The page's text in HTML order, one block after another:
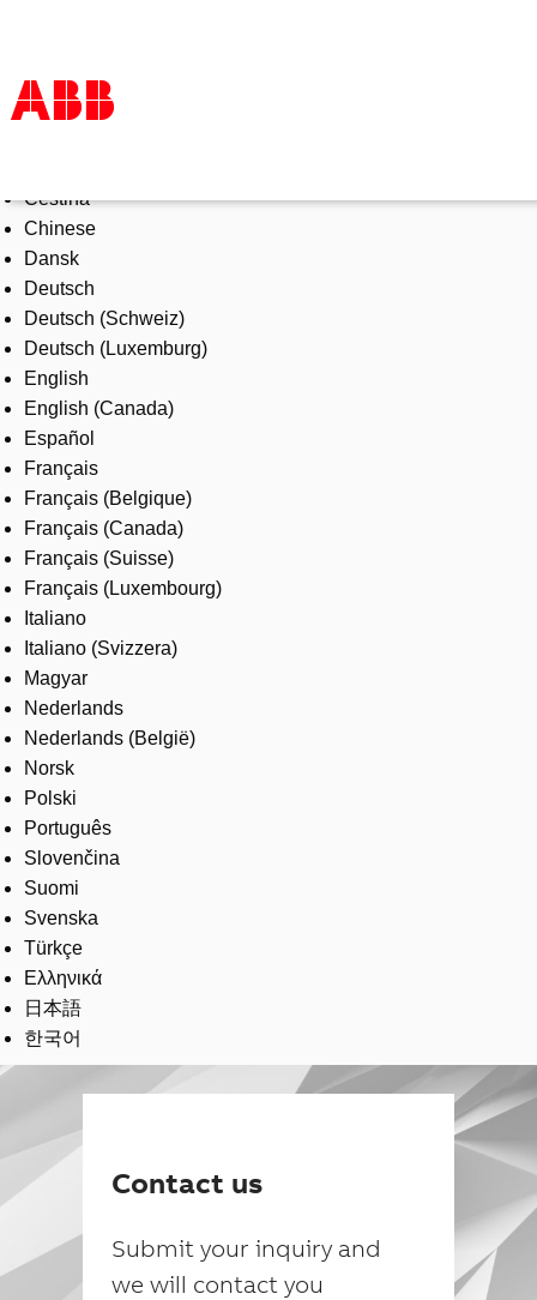
Products & Solutions
Industries
Services
About us
Where to buy
Contact us
Careers
Čeština
Chinese
Dansk
Deutsch
Deutsch (Schweiz)
Deutsch (Luxemburg)
English
English (Canada)
Español
Français
Français (Belgique)
Français (Canada)
Français (Suisse)
Français (Luxembourg)
Italiano
Italiano (Svizzera)
Magyar
Nederlands
Nederlands (België)
Norsk
Polski
Português
Slovenčina
Suomi
Svenska
Türkçe
Ελληνικά
日本語
한국어
Contact us
Submit your inquiry and
we will contact you